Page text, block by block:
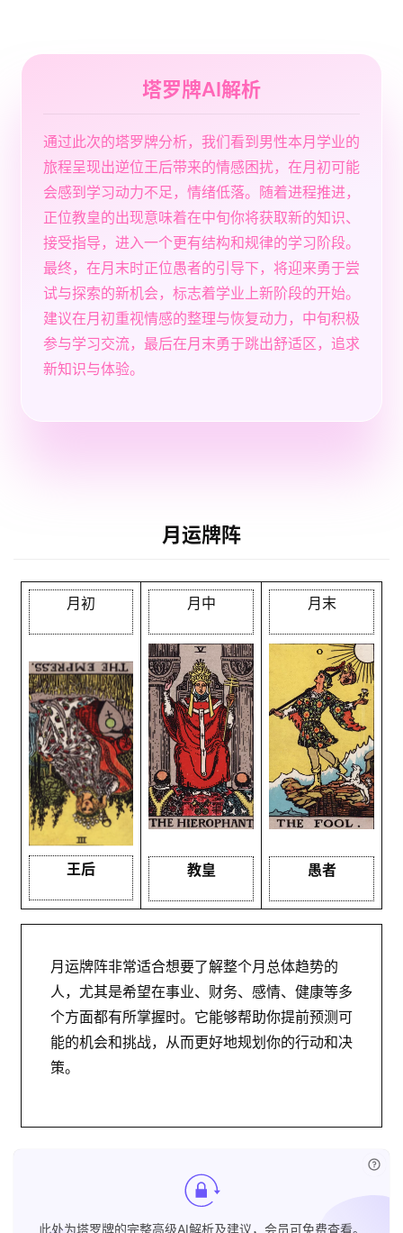
塔罗牌AI解析
通过此次的塔罗牌分析，我们看到男性本月学业的
旅程呈现出逆位王后带来的情感困扰，在月初可能
会感到学习动力不足，情绪低落。随着进程推进，
正位教皇的出现意味着在中旬你将获取新的知识、
接受指导，进入一个更有结构和规律的学习阶段。
最终，在月末时正位愚者的引导下，将迎来勇于尝
试与探索的新机会，标志着学业上新阶段的开始。
建议在月初重视情感的整理与恢复动力，中旬积极
参与学习交流，最后在月末勇于跳出舒适区，追求
新知识与体验。
月运牌阵
月初
王后
月中
教皇
月末
愚者
月运牌阵非常适合想要了解整个月总体趋势的
人，尤其是希望在事业、财务、感情、健康等多
个方面都有所掌握时。它能够帮助你提前预测可
能的机会和挑战，从而更好地规划你的行动和决
策。
此处为塔罗牌的完整高级AI解析及建议，会员可免费查看。